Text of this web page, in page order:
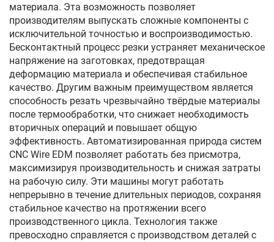
материала. Эта возможность позволяет
производителям выпускать сложные компоненты с
исключительной точностью и воспроизводимостью.
Бесконтактный процесс резки устраняет механическое
напряжение на заготовках, предотвращая
деформацию материала и обеспечивая стабильное
качество. Другим важным преимуществом является
способность резать чрезвычайно твёрдые материалы
после термообработки, что снижает необходимость
вторичных операций и повышает общую
эффективность. Автоматизированная природа систем
CNC Wire EDM позволяет работать без присмотра,
максимизируя производительность и снижая затраты
на рабочую силу. Эти машины могут работать
непрерывно в течение длительных периодов, сохраняя
стабильное качество на протяжении всего
производственного цикла. Технология также
превосходно справляется с производством деталей с